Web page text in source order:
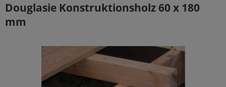
Douglasie Konstruktionsholz 60 x 180
mm